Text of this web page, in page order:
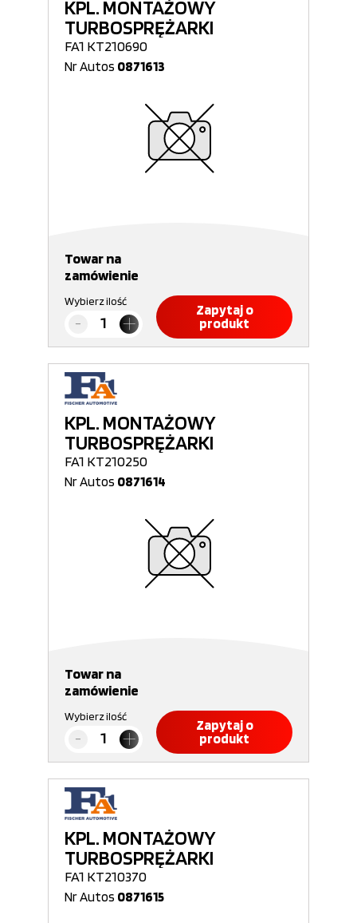
KPL. MONTAŻOWY
TURBOSPRĘŻARKI
FA1 KT210690
Nr Autos 0871613
Towar na
zamówienie
Wybierz ilość
Zapytaj o
produkt
KPL. MONTAŻOWY
TURBOSPRĘŻARKI
FA1 KT210250
Nr Autos 0871614
Towar na
zamówienie
Wybierz ilość
Zapytaj o
produkt
KPL. MONTAŻOWY
TURBOSPRĘŻARKI
FA1 KT210370
Nr Autos 0871615